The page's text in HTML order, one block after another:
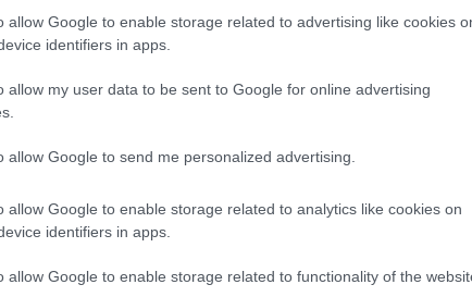
allow Google to enable storage related to advertising like cookies
identifiers in apps.
allow my user data to be sent to Google for online advertising
allow Google to send me personalized advertising.
allow Google to enable storage related to analytics like cookies on
identifiers in apps.
allow Google to enable storage related to functionality of the
για ανάπτυξη μαρίνας στον
πραγματοποίησε ο κ.Πολίτης αμέσως μετά
από τον κ.Γκίκα και τον
ανάπτυξής του.Στην Ημερολιά ο
με τον Δήμαρχο Βόρειας Κέρκυρας Γιώργο
δημιουργίας Μαρίνας Τουριστικών
επίσκεψη στους Λιμένες Ύψου και Αγίου